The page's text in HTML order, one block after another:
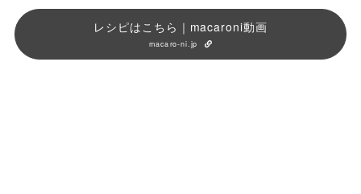
レシピはこちら｜macaroni動画
macaro-ni.jp